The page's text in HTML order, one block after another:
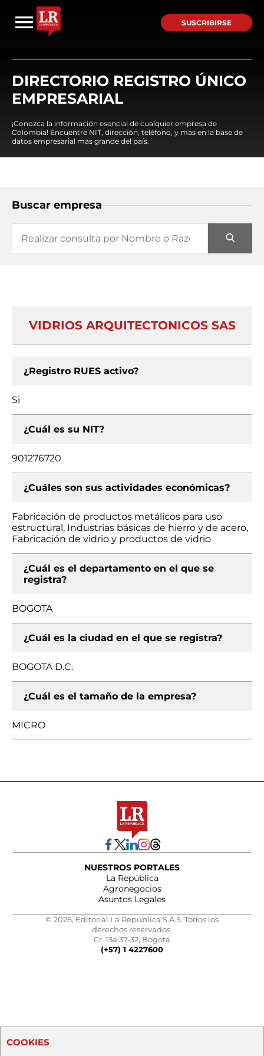
SUSCRIBIRSE
DIRECTORIO REGISTRO ÚNICO
EMPRESARIAL
¡Conozca la información esencial de cualquier empresa de
Colombia! Encuentre NIT, dirección, teléfono, y mas en la base de
datos empresarial mas grande del país.
Buscar empresa
VIDRIOS ARQUITECTONICOS SAS
¿Registro RUES activo?
Si
¿Cuál es su NIT?
901276720
¿Cuáles son sus actividades económicas?
Fabricación de productos metálicos para uso
estructural, Industrias básicas de hierro y de acero,
Fabricación de vidrio y productos de vidrio
¿Cuál es el departamento en el que se
registra?
BOGOTA
¿Cuál es la ciudad en el que se registra?
BOGOTA D.C.
¿Cuál es el tamaño de la empresa?
MICRO
NUESTROS PORTALES
La República
Agronegocios
Asuntos Legales
© 2026, Editorial La República S.A.S. Todos los
derechos reservados.
Cr. 13a 37-32, Bogotá
(+57) 1 4227600
COOKIES